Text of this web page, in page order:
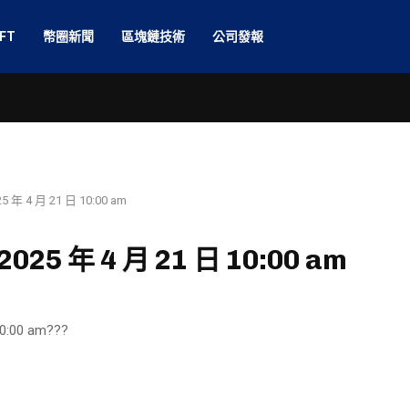
幣圈新聞 區塊鏈技術 公司發報
年 4 月 21 日 10:00 am
年 4 月 21 日 10:00 am
am???